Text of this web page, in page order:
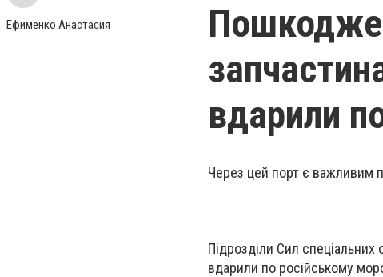
Ефименко Анастасия
вдарили
Через цей порт є важливим
Підрозділи Сил
вдарили по російському